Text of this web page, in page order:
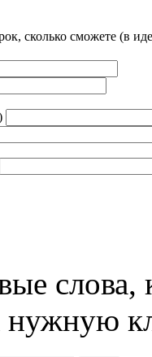
сколько сможете (в
нужную